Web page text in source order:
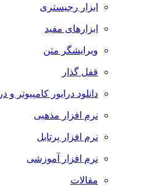
ابزار رجیستری
ابزارهای مفید
ویرایشگر متن
قفل گذار
دانلود درایور کامپیوتر و
نرم افزار مذهبی
نرم افزار پرتابل
نرم افزار آموزشی
مقالات